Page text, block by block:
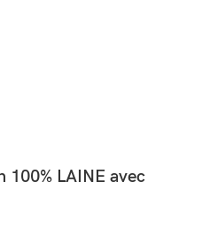
LAINE avec